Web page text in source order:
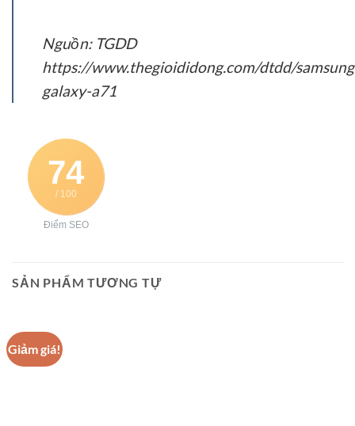
Nguồn: TGDD
https://www.thegioididong.com/dtdd/
galaxy-a71
74
/ 100
Điểm SEO
SẢN PHẨM TƯƠNG TỰ
Giảm giá!